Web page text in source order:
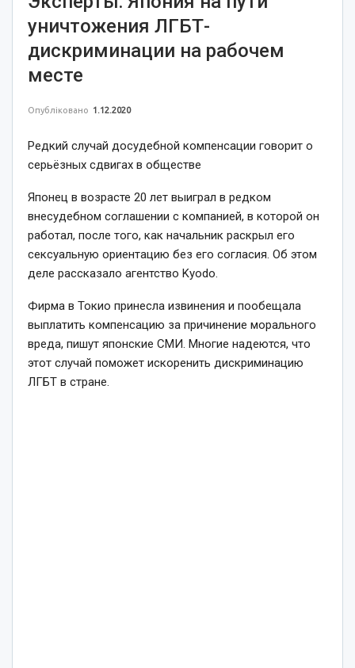
уничтожения ЛГБТ-
дискриминации на рабочем
месте
Опубліковано 1.12.2020
Редкий случай досудебной компенсации говорит о
серьёзных сдвигах в обществе
Японец в возрасте 20 лет выиграл в редком
внесудебном соглашении с компанией, в которой он
работал, после того, как начальник раскрыл его
сексуальную ориентацию без его согласия. Об этом
деле рассказало агентство Kyodo.
Фирма в Токио принесла извинения и пообещала
выплатить компенсацию за причинение морального
вреда, пишут японские СМИ. Многие надеются, что
этот случай поможет искоренить дискриминацию
ЛГБТ в стране.